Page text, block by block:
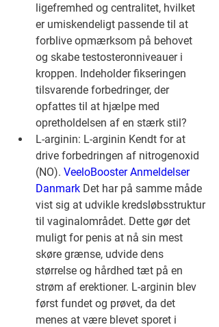
ligefremhed og centralitet, hvilket
er umiskendeligt passende til at
forblive opmærksom på behovet
og skabe testosteronniveauer i
kroppen. Indeholder fikseringen
tilsvarende forbedringer, der
opfattes til at hjælpe med
opretholdelsen af en stærk stil?
L-arginin: L-arginin Kendt for at
drive forbedringen af nitrogenoxid
(NO). VeeloBooster Anmeldelser
Danmark Det har på samme måde
vist sig at udvikle kredsløbsstruktur
til vaginalområdet. Dette gør det
muligt for penis at nå sin mest
skøre grænse, udvide dens
størrelse og hårdhed tæt på en
strøm af erektioner. L-arginin blev
først fundet og prøvet, da det
menes at være blevet sporet i